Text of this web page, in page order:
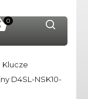
0
Klucze
D4SL-NSK10-